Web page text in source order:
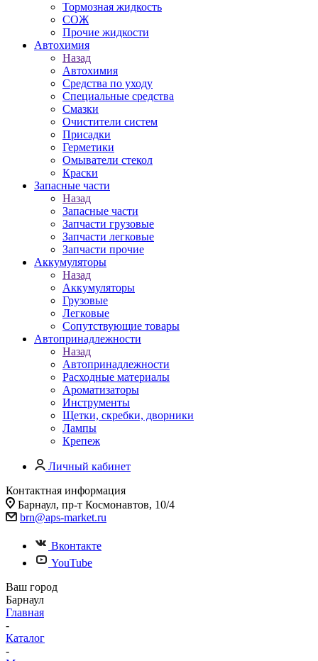
Тормозная жидкость
СОЖ
Прочие жидкости
Автохимия
Назад
Автохимия
Средства по уходу
Специальные средства
Смазки
Очистители систем
Присадки
Герметики
Омыватели стекол
Краски
Запасные части
Назад
Запасные части
Запчасти грузовые
Запчасти легковые
Запчасти прочие
Аккумуляторы
Назад
Аккумуляторы
Грузовые
Легковые
Сопутствующие товары
Автопринадлежности
Назад
Автопринадлежности
Расходные материалы
Ароматизаторы
Инструменты
Щетки, скребки, дворники
Лампы
Крепеж
Личный кабинет
Контактная информация
Барнаул, пр-т Космонавтов, 10/4
brn@aps-market.ru
Вконтакте
YouTube
Ваш город
Барнаул
Главная
-
Каталог
-